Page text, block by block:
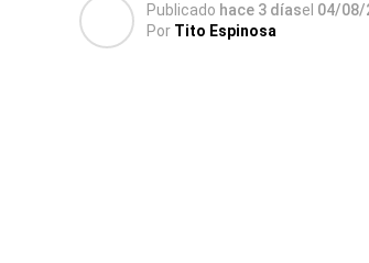
Publicado hace 3 díasel 04/08/
Por Tito Espinosa